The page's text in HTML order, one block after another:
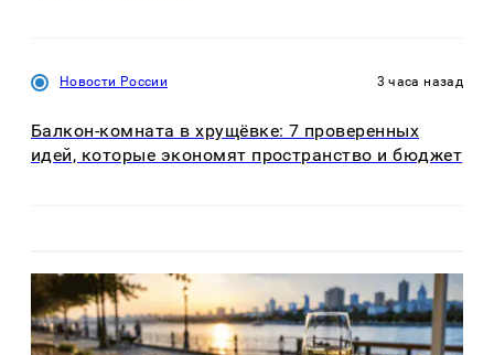
Новости России 3 часа назад
Балкон-комната в хрущёвке: 7 проверенных
идей, которые экономят пространство и бюджет